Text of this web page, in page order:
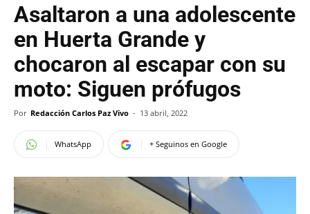
Asaltaron a una adolescente
en Huerta Grande y
chocaron al escapar con su
moto: Siguen prófugos
Por Redacción Carlos Paz Vivo - 13 abril, 2022
WhatsApp + Seguinos en Google